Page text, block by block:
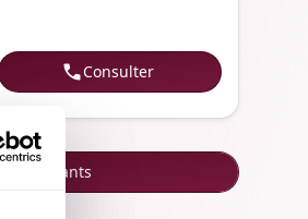
Consulter
les voyants